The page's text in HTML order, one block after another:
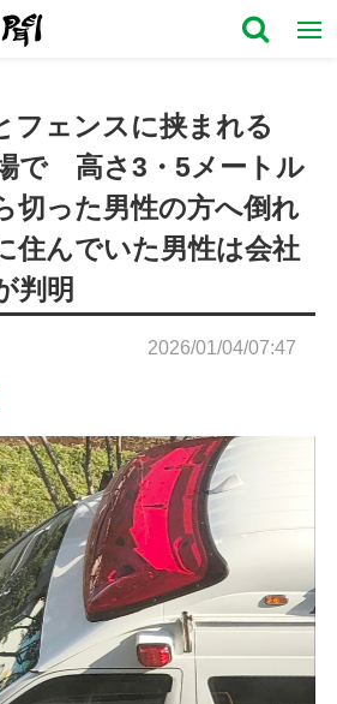
フェンスに挟まれる
で 高さ3・5メートル
切った男性の方へ倒れ
んでいた男性は会社
判明
2026/01/04/07:47